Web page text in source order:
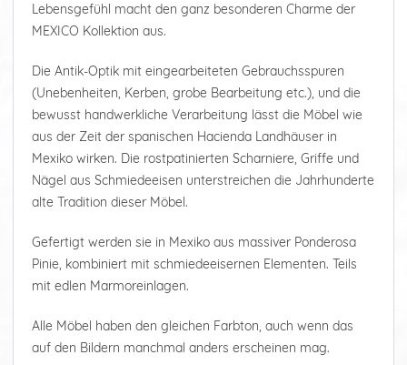
Lebensgefühl macht den ganz besonderen Charme der
MEXICO Kollektion aus.
Die Antik-Optik mit eingearbeiteten Gebrauchsspuren
(Unebenheiten, Kerben, grobe Bearbeitung etc.), und die
bewusst handwerkliche Verarbeitung lässt die Möbel wie
aus der Zeit der spanischen Hacienda Landhäuser in
Mexiko wirken. Die rostpatinierten Scharniere, Griffe und
Nägel aus Schmiedeeisen unterstreichen die Jahrhunderte
alte Tradition dieser Möbel.
Gefertigt werden sie in Mexiko aus massiver Ponderosa
Pinie, kombiniert mit schmiedeeisernen Elementen. Teils
mit edlen Marmoreinlagen.
Alle Möbel haben den gleichen Farbton, auch wenn das
auf den Bildern manchmal anders erscheinen mag.